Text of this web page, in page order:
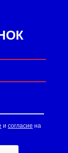
и согласие на